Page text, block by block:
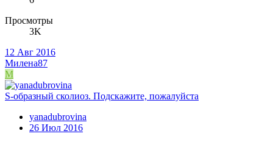
Просмотры
3K
12 Авг 2016
Милена87
М
S-образный сколиоз. Подскажите, пожалуйста
yanadubrovina
26 Июл 2016